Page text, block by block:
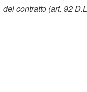
del contratto (art. 92